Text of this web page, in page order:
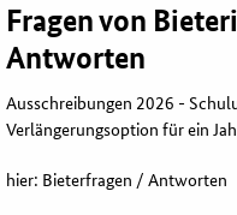
Fragen von
Antworten
Ausschreibungen 2026 -
Verlängerungsoption für ein
hier: Bieterfragen / Antworten